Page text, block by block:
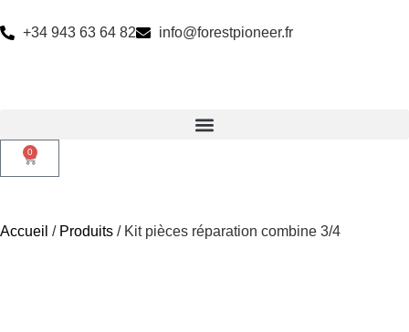
+34 943 63 64 82 info@forestpioneer.fr
0
Accueil / Produits / Kit pièces réparation combine 3/4